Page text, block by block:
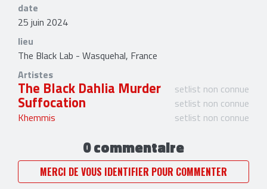
date
25 juin 2024
lieu
The Black Lab - Wasquehal, France
Artistes
The Black Dahlia Murder setlist non connue
Suffocation
setlist non connue
Khemmis
setlist non connue
0 commentaire
MERCI DE VOUS IDENTIFIER POUR COMMENTER